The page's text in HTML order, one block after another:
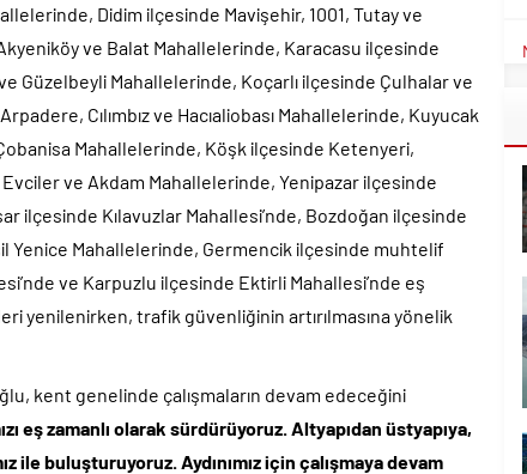
Didim ilçesinde Mavişehir, 1001, Tutay ve
ve Balat Mahallelerinde, Karacasu ilçesinde
Güzelbeyli Mahallelerinde, Koçarlı ilçesinde Çulhalar ve
Cılımbız ve Hacıaliobası Mahallelerinde, Kuyucak
Mahallelerinde, Köşk ilçesinde Ketenyeri,
ve Akdam Mahallelerinde, Yenipazar ilçesinde
ilçesinde Kılavuzlar Mahallesi’nde, Bozdoğan ilçesinde
Yenice Mahallelerinde, Germencik ilçesinde muhtelif
ve Karpuzlu ilçesinde Ektirli Mahallesi’nde eş
yenilenirken, trafik güvenliğinin artırılmasına yönelik
kent genelinde çalışmaların devam edeceğini
eş zamanlı olarak sürdürüyoruz. Altyapıdan üstyapıya,
ile buluşturuyoruz. Aydınımız için çalışmaya devam